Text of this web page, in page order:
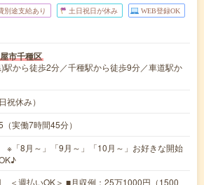
別途支給あり 土日祝日が休み WEB登録OK
市千種区
駅から徒歩2分／千種駅から徒歩9分／車道駅か
祝休み）
実働7時間45分）
「8月～」「9月～」「10月～」お好きな開始
＜週払いOK＞ ■月収例：25万1000円（1500